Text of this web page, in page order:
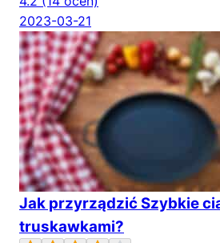
2023-03-21
Jak przyrządzić Szybkie
truskawkami?